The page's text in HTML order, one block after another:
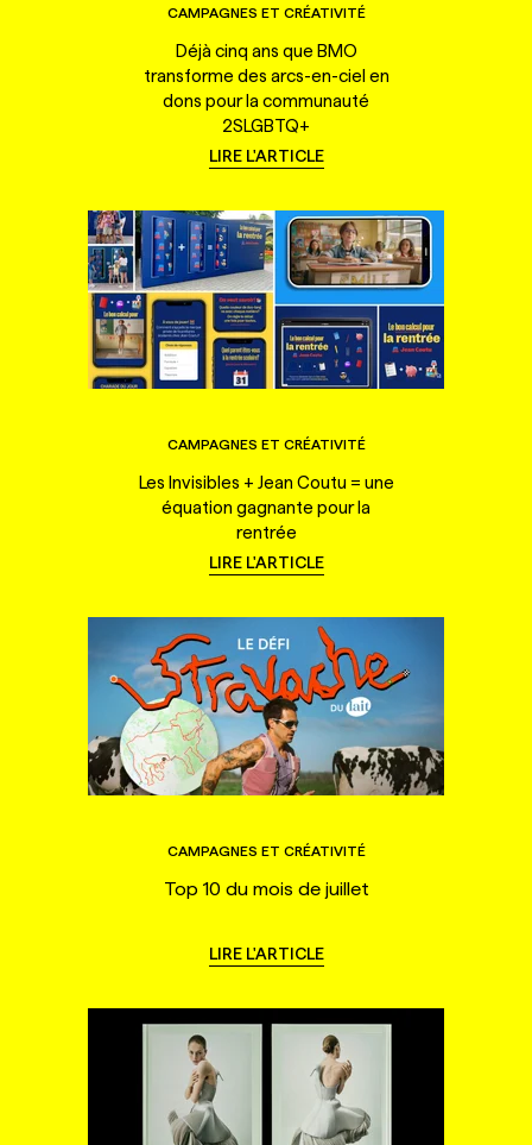
CAMPAGNES ET CRÉATIVITÉ
Déjà cinq ans que BMO
transforme des arcs-en-ciel en
dons pour la communauté
2SLGBTQ+
LIRE L'ARTICLE
CAMPAGNES ET CRÉATIVITÉ
Les Invisibles + Jean Coutu = une
équation gagnante pour la
rentrée
LIRE L'ARTICLE
CAMPAGNES ET CRÉATIVITÉ
Top 10 du mois de juillet
LIRE L'ARTICLE